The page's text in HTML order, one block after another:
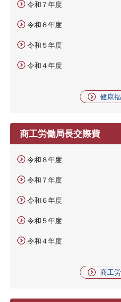
令和７年度
令和６年度
令和５年度
令和４年度
健康
商工労働局長交際費
令和８年度
令和７年度
令和６年度
令和５年度
令和４年度
商工